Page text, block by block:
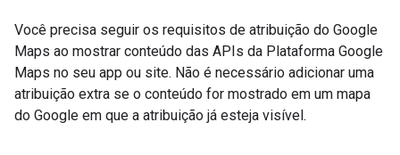
Você precisa seguir os requisitos de atribuição do Google
Maps ao mostrar conteúdo das APIs da Plataforma Google
Maps no seu app ou site. Não é necessário adicionar uma
atribuição extra se o conteúdo for mostrado em um mapa
do Google em que a atribuição já esteja visível.